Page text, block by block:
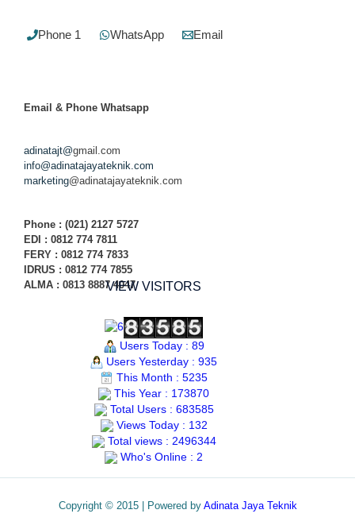
Phone 1 WhatsApp Email
Email & Phone Whatsapp
adinatajt@gmail.com
info@adinatajayateknik.com
marketing@adinatajayateknik.com
Phone : (021) 2127 5727
EDI : 0812 774 7811
FERY : 0812 774 7833
IDRUS : 0812 774 7855
ALMA : 0813 8887 4047VIEW VISITORS
Users Today : 89
Users Yesterday : 935
This Month : 5235
This Year : 173870
Total Users : 683585
Views Today : 132
Total views : 2496344
Who's Online : 2
Copyright © 2015 | Powered by Adinata Jaya Teknik